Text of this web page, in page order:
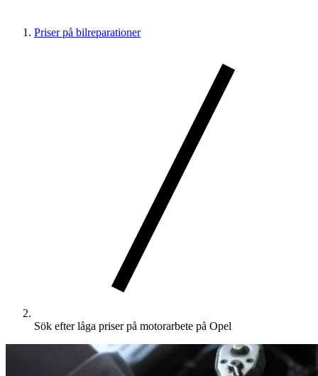
Priser på bilreparationer
Sök efter låga priser på motorarbete på Opel